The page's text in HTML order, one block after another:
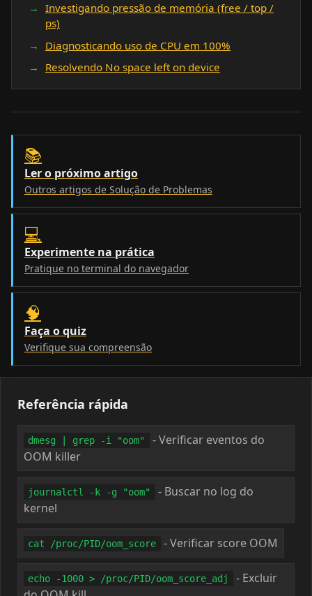
Investigando pressão de memória (free / top /
ps)
Diagnosticando uso de CPU em 100%
Resolvendo No space left on device
📚
Ler o próximo artigo
Outros artigos de Solução de Problemas
💻
Experimente na prática
Pratique no terminal do navegador
🧠
Faça o quiz
Verifique sua compreensão
Referência rápida
dmesg | grep -i "oom"
- Verificar eventos do
OOM killer
journalctl -k -g "oom"
- Buscar no log do
kernel
cat /proc/PID/oom_score - Verificar score OOM
echo -1000 > /proc/PID/oom_score_adj
- Excluir